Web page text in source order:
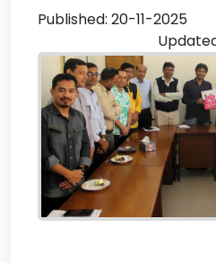
Published: 20-11-2025